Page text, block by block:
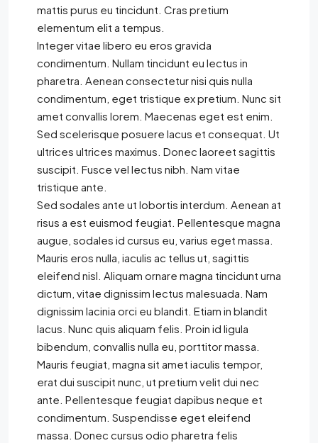
mattis purus eu tincidunt. Cras pretium
elementum elit a tempus.
Integer vitae libero eu eros gravida
condimentum. Nullam tincidunt eu lectus in
pharetra. Aenean consectetur nisi quis nulla
condimentum, eget tristique ex pretium. Nunc sit
amet convallis lorem. Maecenas eget est enim.
Sed scelerisque posuere lacus et consequat. Ut
ultrices ultrices maximus. Donec laoreet sagittis
suscipit. Fusce vel lectus nibh. Nam vitae
tristique ante.
Sed sodales ante ut lobortis interdum. Aenean at
risus a est euismod feugiat. Pellentesque magna
augue, sodales id cursus eu, varius eget massa.
Mauris eros nulla, iaculis ac tellus ut, sagittis
eleifend nisl. Aliquam ornare magna tincidunt urna
dictum, vitae dignissim lectus malesuada. Nam
dignissim lacinia orci eu blandit. Etiam in blandit
lacus. Nunc quis aliquam felis. Proin id ligula
bibendum, convallis nulla eu, porttitor massa.
Mauris feugiat, magna sit amet iaculis tempor,
erat dui suscipit nunc, ut pretium velit dui nec
ante. Pellentesque feugiat dapibus neque et
condimentum. Suspendisse eget eleifend
massa. Donec cursus odio pharetra felis